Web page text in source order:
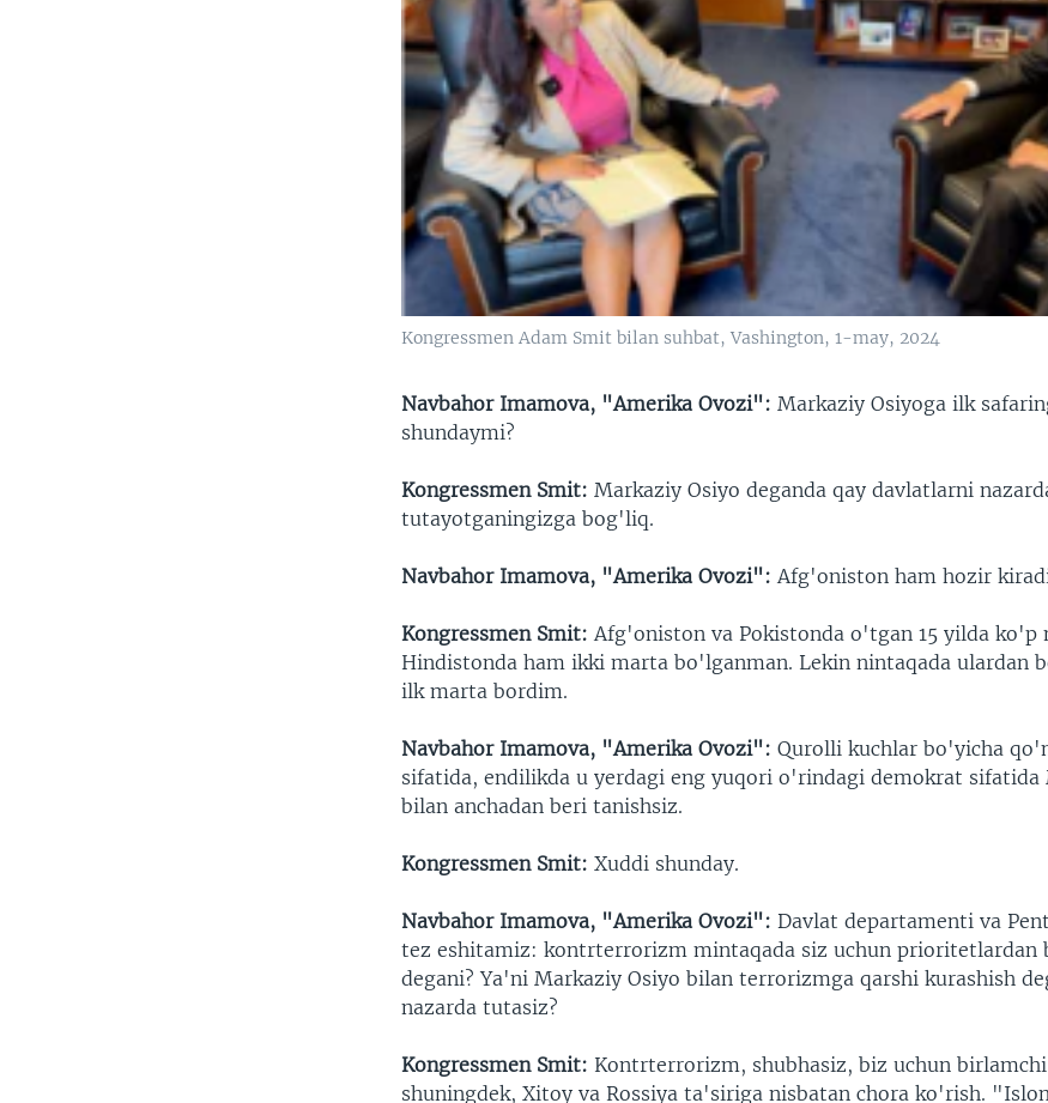
Kongressmen Adam Smit bilan suhbat, Vashington, 1-may, 2024
Navbahor Imamova, "Amerika Ovozi": Markaziy Osiyoga ilk
shundaymi?
Kongressmen Smit: Markaziy Osiyo deganda qay davlatlarni
tutayotganingizga bog'liq.
Navbahor Imamova, "Amerika Ovozi": Afg'oniston ham hozir
Kongressmen Smit: Afg'oniston va Pokistonda o'tgan 15 yilda
Hindistonda ham ikki marta bo'lganman. Lekin nintaqada ulardan
ilk marta bordim.
Navbahor Imamova, "Amerika Ovozi":Qurolli kuchlar bo'yicha
sifatida, endilikda u yerdagi eng yuqori o'rindagi demokrat sifatida
bilan anchadan beri tanishsiz.
Kongressmen Smit:Xuddi shunday.
Navbahor Imamova, "Amerika Ovozi": Davlat departamenti va
tez eshitamiz: kontrterrorizm mintaqada siz uchun prioritetlardan
degani? Ya'ni Markaziy Osiyo bilan terrorizmga qarshi kurashish
nazarda tutasiz?
Kongressmen Smit: Kontrterrorizm, shubhasiz, biz uchun
shuningdek, Xitoy va Rossiya ta'siriga nisbatan chora ko'rish.